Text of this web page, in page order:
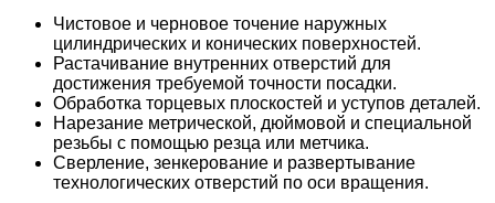
Чистовое и черновое точение наружных
цилиндрических и конических поверхностей.
Растачивание внутренних отверстий для
достижения требуемой точности посадки.
Обработка торцевых плоскостей и уступов деталей.
Нарезание метрической, дюймовой и специальной
резьбы с помощью резца или метчика.
Сверление, зенкерование и развертывание
технологических отверстий по оси вращения.